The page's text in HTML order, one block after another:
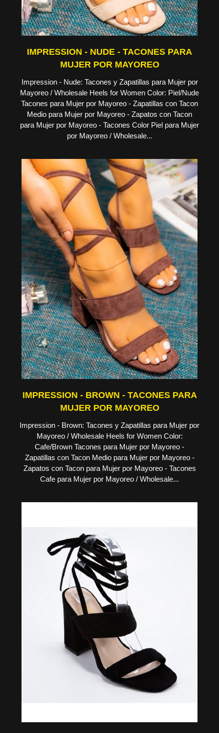
IMPRESSION - NUDE - TACONES PARA
MUJER POR MAYOREO
Impression - Nude: Tacones y Zapatillas para Mujer por
Mayoreo / Wholesale Heels for Women Color: Piel/Nude
Tacones para Mujer por Mayoreo - Zapatillas con Tacon
Medio para Mujer por Mayoreo - Zapatos con Tacon
para Mujer por Mayoreo - Tacones Color Piel para Mujer
por Mayoreo / Wholesale...
IMPRESSION - BROWN - TACONES PARA
MUJER POR MAYOREO
Impression - Brown: Tacones y Zapatillas para Mujer por
Mayoreo / Wholesale Heels for Women Color:
Cafe/Brown Tacones para Mujer por Mayoreo -
Zapatillas con Tacon Medio para Mujer por Mayoreo -
Zapatos con Tacon para Mujer por Mayoreo - Tacones
Cafe para Mujer por Mayoreo / Wholesale...